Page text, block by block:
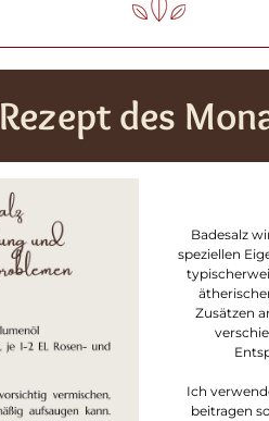
Rezept des
Badesalz
speziellen
Zusätzen
Ich
beitragen